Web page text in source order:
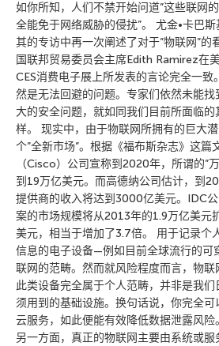
如你所知，人们不禁开始问道”这些联网
全能免于网络威胁的侵扰”。 尤金•卡巴
其的专访中再一次阐述了对于”物联网”的
国联邦贸易委员会主席Edith Ramirez在
CES消费电子展上所发表的言论完全一
然是无法回避的问题。专家们依然未能
大的安全问题，就如同我们目前所面临
样。 现实中，由于物联网所拥有的巨大
个”全新市场”。根据《福布斯杂志》这篇
（Cisco）公司宣称到2020年，所谓的”
到19万亿美元。而高德纳公司估计，到
提供商的收入将达到3000亿美元。IDC
案的市场规模将从2013年的1.9万亿美元
美元，相当于增加了3.7倍。 用于记录个
信息的电子设备—例如目前全球流行的
联网的范畴。然而就风险程度而言，物
此类设备完全属于个人范畴，并非是我
须用到的基础设施。换句话说，你完全
云服务，如此便能有效降低数据泄露风险
另一方面，真正的物联网主要由系统或